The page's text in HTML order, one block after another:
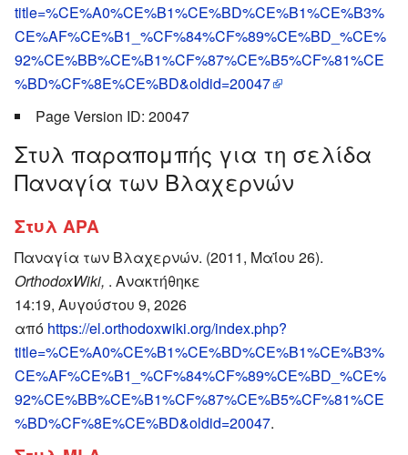
title=%CE%A0%CE%B1%CE%BD%CE%B1%CE%B3%
CE%AF%CE%B1_%CF%84%CF%89%CE%BD_%CE%
92%CE%BB%CE%B1%CF%87%CE%B5%CF%81%CE
%BD%CF%8E%CE%BD&oldid=20047
Page Version ID: 20047
Στυλ παραπομπής για τη σελίδα
Παναγία των Βλαχερνών
Στυλ APA
Παναγία των Βλαχερνών. (2011, Μαΐου 26).
OrthodoxWiki, . Ανακτήθηκε
14:19, Αυγούστου 9, 2026
από https://el.orthodoxwiki.org/index.php?
title=%CE%A0%CE%B1%CE%BD%CE%B1%CE%B3%
CE%AF%CE%B1_%CF%84%CF%89%CE%BD_%CE%
92%CE%BB%CE%B1%CF%87%CE%B5%CF%81%CE
%BD%CF%8E%CE%BD&oldid=20047.